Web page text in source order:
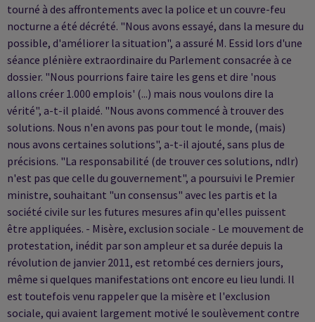
tourné à des affrontements avec la police et un couvre-feu
nocturne a été décrété. "Nous avons essayé, dans la mesure du
possible, d'améliorer la situation", a assuré M. Essid lors d'une
séance plénière extraordinaire du Parlement consacrée à ce
dossier. "Nous pourrions faire taire les gens et dire 'nous
allons créer 1.000 emplois' (...) mais nous voulons dire la
vérité", a-t-il plaidé. "Nous avons commencé à trouver des
solutions. Nous n'en avons pas pour tout le monde, (mais)
nous avons certaines solutions", a-t-il ajouté, sans plus de
précisions. "La responsabilité (de trouver ces solutions, ndlr)
n'est pas que celle du gouvernement", a poursuivi le Premier
ministre, souhaitant "un consensus" avec les partis et la
société civile sur les futures mesures afin qu'elles puissent
être appliquées. - Misère, exclusion sociale - Le mouvement de
protestation, inédit par son ampleur et sa durée depuis la
révolution de janvier 2011, est retombé ces derniers jours,
même si quelques manifestations ont encore eu lieu lundi. Il
est toutefois venu rappeler que la misère et l'exclusion
sociale, qui avaient largement motivé le soulèvement contre